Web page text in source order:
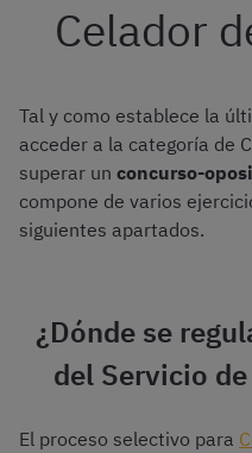
Celador
Tal y como establece la
acceder a la categoría de
superar un concurso-
compone de varios
siguientes apartados.
¿Dónde se
del Servicio
El proceso selectivo para